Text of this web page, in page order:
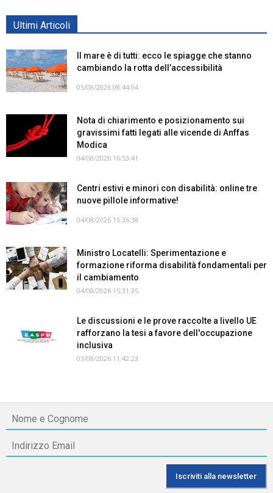
Ultimi Articoli
Il mare è di tutti: ecco le spiagge che stanno
cambiando la rotta dell’accessibilità
05/08/2026 08:44:04
Nota di chiarimento e posizionamento sui
gravissimi fatti legati alle vicende di Anffas
Modica
04/08/2026 16:53:41
Centri estivi e minori con disabilità: online tre
nuove pillole informative!
04/08/2026 15:36:38
Ministro Locatelli: Sperimentazione e
formazione riforma disabilità fondamentali per
il cambiamento
04/08/2026 15:31:35
Le discussioni e le prove raccolte a livello UE
rafforzano la tesi a favore dell'occupazione
inclusiva
03/08/2026 11:42:23